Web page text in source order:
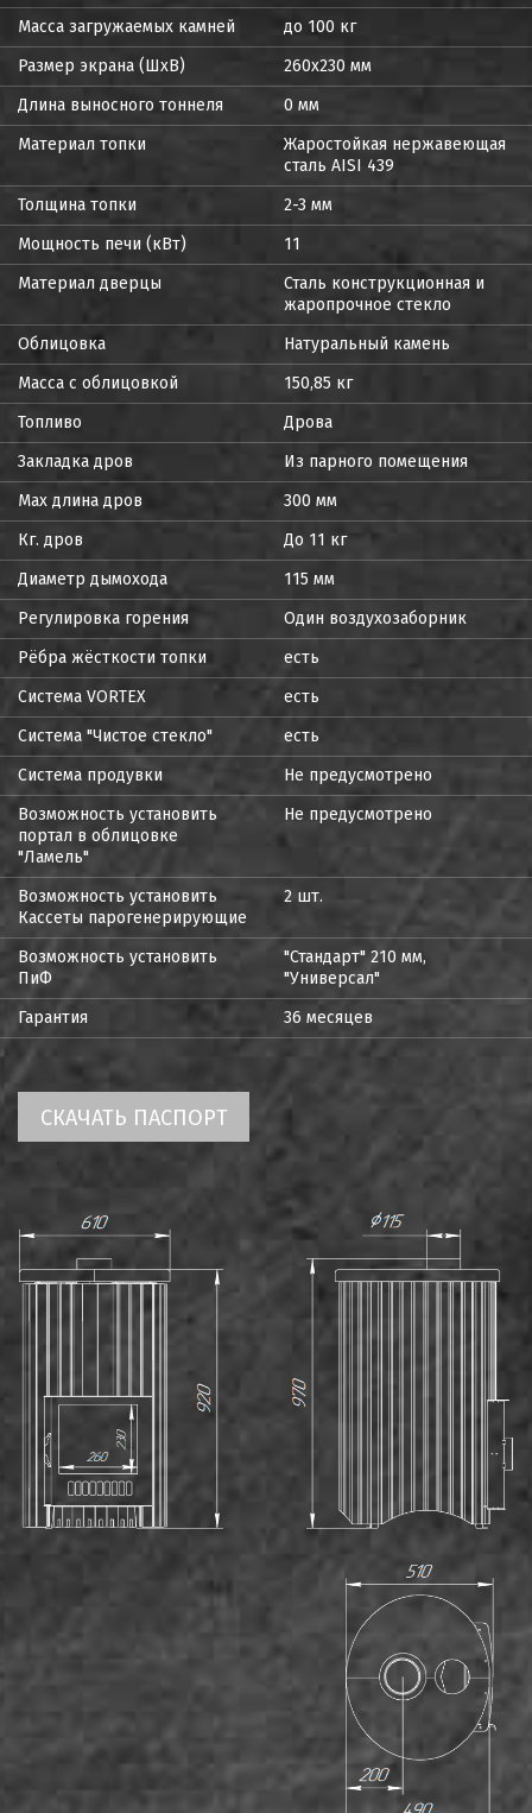
Масса загружаемых камней
до 100 кг
Размер экрана (ШхВ)
260х230 мм
Длина выносного тоннеля
0 мм
Материал топки
Жаростойкая нержавеющая
сталь AISI 439
Толщина топки
2-3 мм
Мощность печи (кВт)
11
Материал дверцы
Сталь конструкционная и
жаропрочное стекло
Облицовка
Натуральный камень
Масса с облицовкой
150,85 кг
Топливо
Дрова
Закладка дров
Из парного помещения
Max длина дров
300 мм
Кг. дров
До 11 кг
Диаметр дымохода
115 мм
Регулировка горения
Один воздухозаборник
Рёбра жёсткости топки
есть
Система VORTEX
есть
Система "Чистое стекло"
есть
Система продувки
Не предусмотрено
Возможность установить
портал в облицовке
"Ламель"
Не предусмотрено
Возможность установить
Кассеты парогенерирующие
2 шт.
Возможность установить
ПиФ
"Стандарт" 210 мм,
"Универсал"
Гарантия
36 месяцев
СКАЧАТЬ ПАСПОРТ